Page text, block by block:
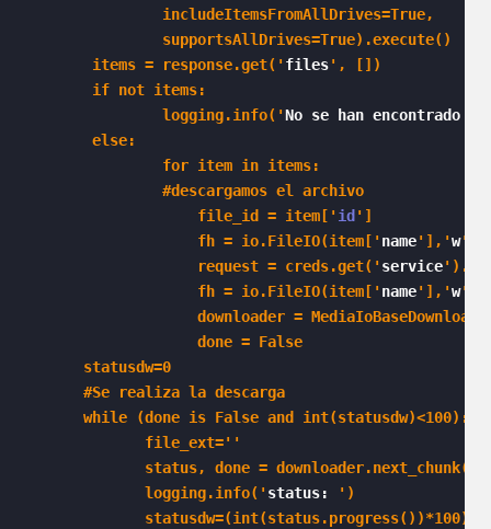
                includeItemsFromAllDrives=True,
                supportsAllDrives=True).execute()
        items = response.get('
files', [])
        if not items:
                logging.info('
No se han encontrado
        else:
                for item in items:
                #descargamos el archivo
                    file_id = item['
id ']
                    fh = io.FileIO(item['
name'],'w')
                    request = creds.get('
service
                    fh = io.FileIO(item['
name'],'w')
downloader =
                    done = False
       statusdw=0
       #Se realiza la descarga
       while (done is False and int(statusdw)<100):
              file_ext='
'
              status, done = downloader.next_chunk()
              logging.info('
status:
')
              statusdw=(int(status.progress())*100)